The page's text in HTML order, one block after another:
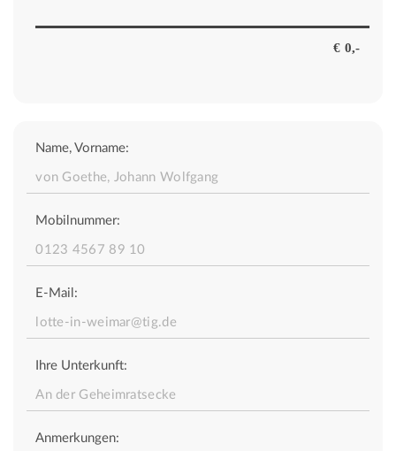
Name, Vorname:
Mobilnummer:
E-Mail:
Ihre Unterkunft:
Anmerkungen: